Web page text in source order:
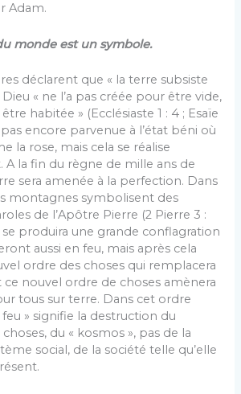
Adam.
monde est un symbole.
déclarent que « la terre subsiste
« ne l’a pas créée pour être vide,
habitée » (Ecclésiaste 1 : 4 ; Esaïe
pas encore parvenue à l’état béni où
la rose, mais cela se réalise
A la fin du règne de mille ans de
sera amenée à la perfection. Dans
montagnes symbolisent des
de l’Apôtre Pierre (2 Pierre 3 :
se produira une grande conflagration
aussi en feu, mais après cela
ordre des choses qui remplacera
ce nouvel ordre de choses amènera
tous sur terre. Dans cet ordre
feu » signifie la destruction du
du « kosmos », pas de la
social, de la société telle qu’elle